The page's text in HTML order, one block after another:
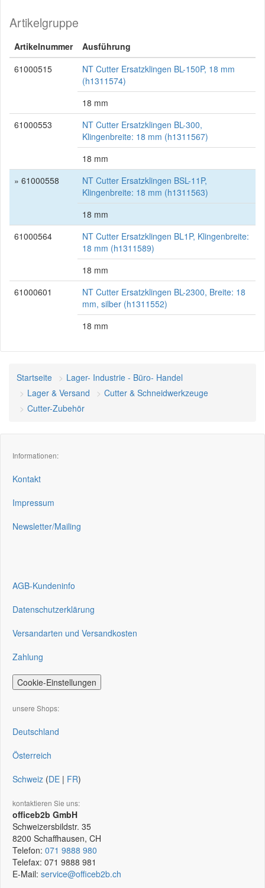
Artikelgruppe
Artikelnummer
Ausführung
61000515
NT Cutter Ersatzklingen BL-150P, 18 mm
(h1311574)
18 mm
61000553
NT Cutter Ersatzklingen BL-300,
Klingenbreite: 18 mm (h1311567)
18 mm
» 61000558
NT Cutter Ersatzklingen BSL-11P,
Klingenbreite: 18 mm (h1311563)
18 mm
61000564
NT Cutter Ersatzklingen BL1P, Klingenbreite:
18 mm (h1311589)
18 mm
61000601
NT Cutter Ersatzklingen BL-2300, Breite: 18
mm, silber (h1311552)
18 mm
Startseite
Lager- Industrie - Büro- Handel
Lager & Versand
Cutter & Schneidwerkzeuge
Cutter-Zubehör
Informationen:
Kontakt
Impressum
Newsletter/Mailing
AGB-Kundeninfo
Datenschutzerklärung
Versandarten und Versandkosten
Zahlung
Cookie-Einstellungen
unsere Shops:
Deutschland
Österreich
Schweiz (DE | FR)
kontaktieren Sie uns:
officeb2b GmbH
Schweizersbildstr. 35
8200 Schaffhausen, CH
Telefon: 071 9888 980
Telefax: 071 9888 981
E-Mail: service@officeb2b.ch